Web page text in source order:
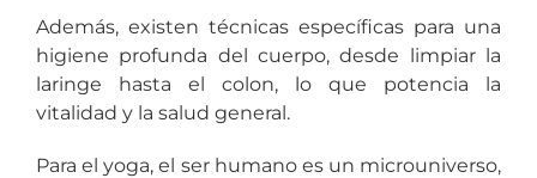
Además, existen técnicas específicas para una
higiene profunda del cuerpo, desde limpiar la
laringe hasta el colon, lo que potencia la
vitalidad y la salud general.
Para el yoga, el ser humano es un microuniverso,